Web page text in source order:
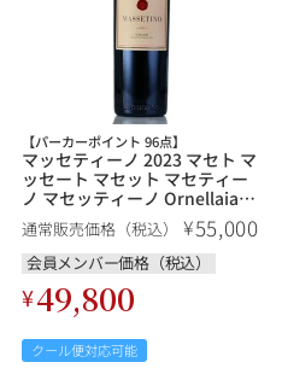
ギフトラッピング
ブルゴーニュ
【パーカーポイント 96点】
マッセティーノ 2023 マセト マ
ッセート マセット マセティー
ノ マセッティーノ Ornellaia
Massetino イタリア トスカー
ナ 赤ワイン
通常販売価格（税込） ¥55,000
会員メンバー価格（税込）
¥49,800
クール便対応可能